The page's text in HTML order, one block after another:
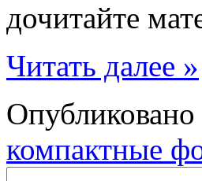
дочитайте
Читать далее »
Опубликовано
компактные